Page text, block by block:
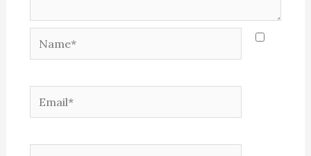
Name*
Email*